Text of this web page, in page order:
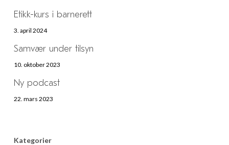
Etikk-kurs i barnerett
3. april 2024
Samvær under tilsyn
10. oktober 2023
Ny podcast
22. mars 2023
Kategorier